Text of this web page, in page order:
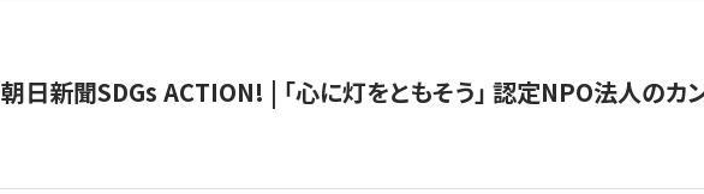
朝日新聞SDGs ACTION! | 「心に灯をともそう」 認定NPO法人のカ